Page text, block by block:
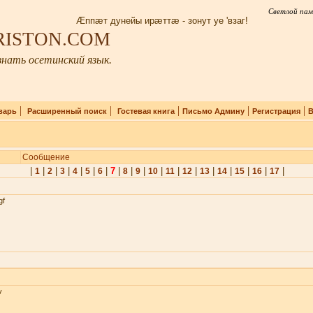
Светлой
Æппæт дунейы ирæттæ - зонут уе 'взаг!
осетинский язык.
| Расширенный поиск| Гостевая книга| Письмо Админу| Регистрация|
Сообщение
1| 2| 3| 4| 5| 6| 7| 8| 9| 10| 11| 12| 13| 14| 15| 16| 17|